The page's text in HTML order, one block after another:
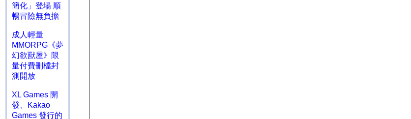
簡化」登場 順
暢冒險無負擔
成人輕量
MMORPG《夢
幻欲獸屋》限
量付費刪檔封
測開放
XL Games 開
發、Kakao
Games 發行的